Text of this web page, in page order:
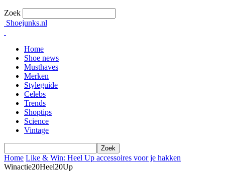
Zoek
Shoejunks.nl
Home
Shoe news
Musthaves
Merken
Styleguide
Celebs
Trends
Shoptips
Science
Vintage
Home Like & Win: Heel Up accessoires voor je hakken
Winactie20Heel20Up